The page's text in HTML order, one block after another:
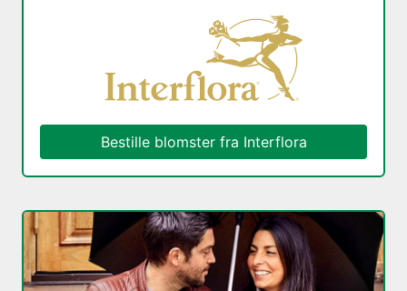
Bestille blomster fra Interflora